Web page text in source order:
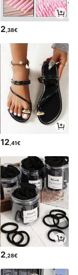
2,38€
12 ,41€
2 ,28€